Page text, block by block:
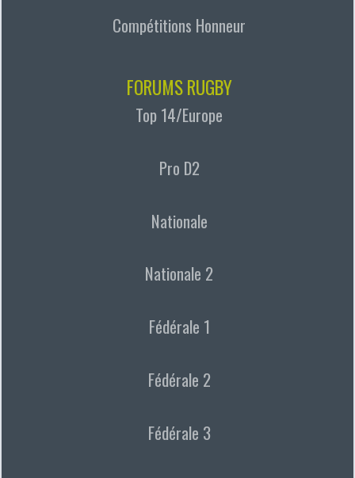
Compétitions Honneur
FORUMS RUGBY
Top 14/Europe
Pro D2
Nationale
Nationale 2
Fédérale 1
Fédérale 2
Fédérale 3